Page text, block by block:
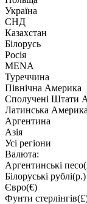
Україна
СНД
Казахстан
Білорусь
Росія
MENA
Туреччина
Північна Америка
Сполучені Штати
Латинська Америка
Аргентина
Азія
Усі регіони
Валюта:
Аргентинські
Білоруські рублі(р.)
Євро(€)
Фунти